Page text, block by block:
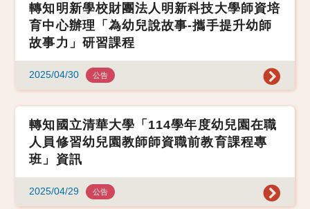
轉知明新學校財團法人明新科技大學師資培
育中心辦理「為幼兒說故事-攜手提升幼師
故事力」研習課程
2025/04/30 公告
轉知國立清華大學「114學年度幼兒園在職
人員修習幼兒園教師師資職前教育課程專
班」資訊
2025/04/29 公告